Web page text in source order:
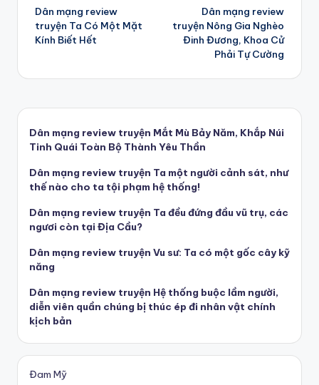
navigation
Dân mạng review
truyện Ta Có Một Mặt
Kính Biết Hết
Dân mạng review
truyện Nông Gia Nghèo
Đinh Đương, Khoa Cử
Phải Tự Cường
Dân mạng review truyện Mắt Mù Bảy Năm, Khắp Núi
Tinh Quái Toàn Bộ Thành Yêu Thần
Dân mạng review truyện Ta một người cảnh sát, như
thế nào cho ta tội phạm hệ thống!
Dân mạng review truyện Ta đều đứng đầu vũ trụ, các
ngươi còn tại Địa Cầu?
Dân mạng review truyện Vu sư: Ta có một gốc cây kỹ
năng
Dân mạng review truyện Hệ thống buộc lầm người,
diễn viên quần chúng bị thúc ép đi nhân vật chính
kịch bản
Đam Mỹ